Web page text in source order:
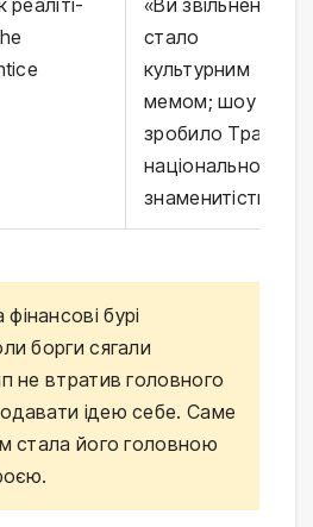
стало
культурним
мемом; шоу
зробило Трампа
національною
знаменитістю
бурі
борги сягали
не втратив головного
ідею себе. Саме
стала його головною